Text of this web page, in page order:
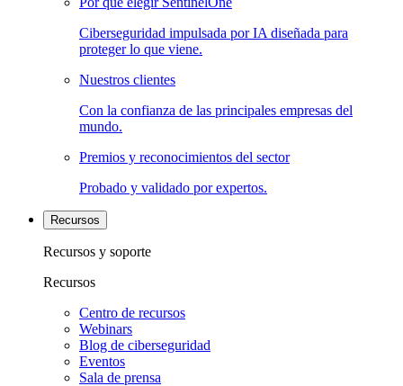
Ciberseguridad impulsada por IA diseñada para
proteger lo que viene.
Nuestros clientes
Con la confianza de las principales empresas del
mundo.
Premios y reconocimientos del sector
Probado y validado por expertos.
Recursos
Recursos y soporte
Recursos
Centro de recursos
Webinars
Blog de ciberseguridad
Eventos
Sala de prensa